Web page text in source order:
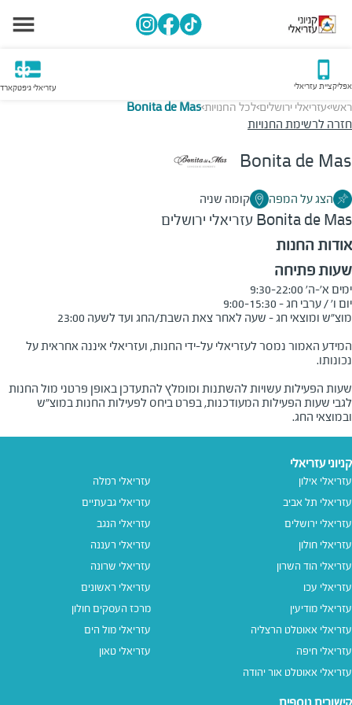
אפליקציית עזריאלי עזריאלי גיפטקארד
ראשי>עזריאלי ירושלים>לכל החנויות>
Bonita de Mas
חזרה לרשימת החנויות
Bonita de Mas
הצג על המפה קומה שניה
Bonita de Mas עזריאלי ירושלים
אודות החנות
שעות פתיחה
המידע האמור נמסר לעזריאלי על-ידי החנות, ועזריאלי איננה אחראית על
שעות הפעילות עשויות להשתנות ומומלץ להתעדכן באופן פרטני מול החנות
לגבי שעות הפעילות המעודכנות, בפרט ביחס לפעילות החנות במוצ"ש
ובמוצאי החג.
קניוני עזריאלי
עזריאלי אילון
עזריאלי תל אביב
עזריאלי ירושלים
עזריאלי חולון
עזריאלי הוד השרון
עזריאלי עכו
עזריאלי מודיעין
עזריאלי אאוטלט הרצליה
עזריאלי חיפה
עזריאלי אאוטלט אור יהודה
עזריאלי רמלה
עזריאלי גבעתיים
עזריאלי הנגב
עזריאלי רעננה
עזריאלי שרונה
עזריאלי ראשונים
מרכז העסקים חולון
עזריאלי מול הים
עזריאלי טאון